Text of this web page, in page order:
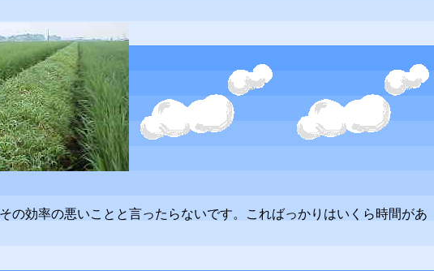
効率の悪いことと言ったらないです。こればっかりはいくら時間があ